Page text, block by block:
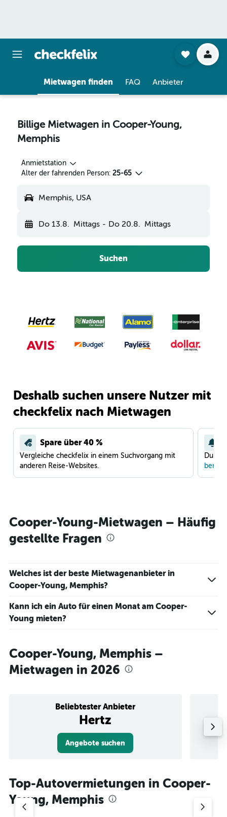
Mietwagen finden FAQ Anbieter
Billige Mietwagen in Cooper-Young,
Memphis
Anmietstation
Alter der fahrenden Person: 25-65
Memphis, USA
Do 13.8. Mittags - Do 20.8. Mittags
Suchen
Deshalb suchen unsere Nutzer mit
checkfelix nach Mietwagen
Spare über 40 %
Vergleiche checkfelix in einem Suchvorgang mit
anderen Reise-Websites.
Du
Cooper-Young-Mietwagen – Häufig
gestellte Fragen
Welches ist der beste Mietwagenanbieter in
Cooper-Young, Memphis?
Kann ich ein Auto für einen Monat am Cooper-
Young mieten?
Cooper-Young, Memphis –
Mietwagen in 2026
Beliebtester Anbieter
Hertz
Angebote suchen
Top-Autovermietungen in Cooper-
Young, Memphis